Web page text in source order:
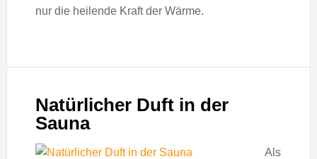
nur die heilende Kraft der Wärme.
Natürlicher Duft in der
Sauna
Als